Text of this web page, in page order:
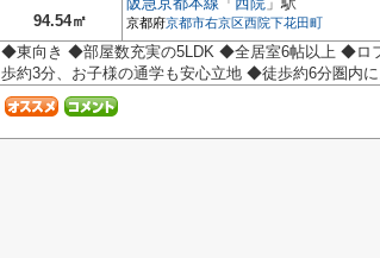
94.54㎡
京都府京都市右京区西院下花田町
◆東向き ◆部屋数充実の5LDK ◆全居室6帖以上 ◆ロ
歩約3分、お子様の通学も安心立地 ◆徒歩約6分圏内